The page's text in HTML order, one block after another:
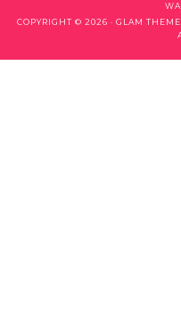
COPYRIGHT © 2026 · GLAM THEME